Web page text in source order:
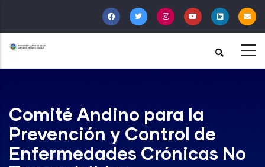
al
contenido
principal
Comité Andino para la
Prevención y Control de
Enfermedades Crónicas No